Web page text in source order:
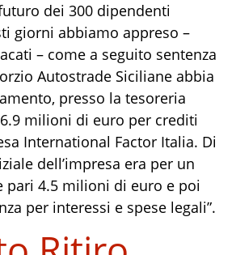
dei 300 dipendenti
giorni abbiamo appreso –
– come a seguito sentenza
Autostrade Siciliane abbia
presso la tesoreria
milioni di euro per crediti
International Factor Italia. Di
dell’impresa era per un
4.5 milioni di euro e poi
per interessi e spese legali”.